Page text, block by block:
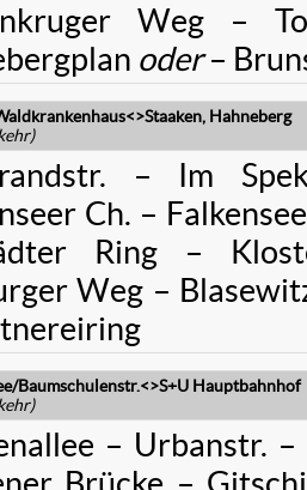
Weg –
oder–
Hahneberg
– Im
Ch. –
Ring –
Weg –
Baumschulenstr.<>S+U Hauptbahnhof
– Urbanstr.
Brücke –